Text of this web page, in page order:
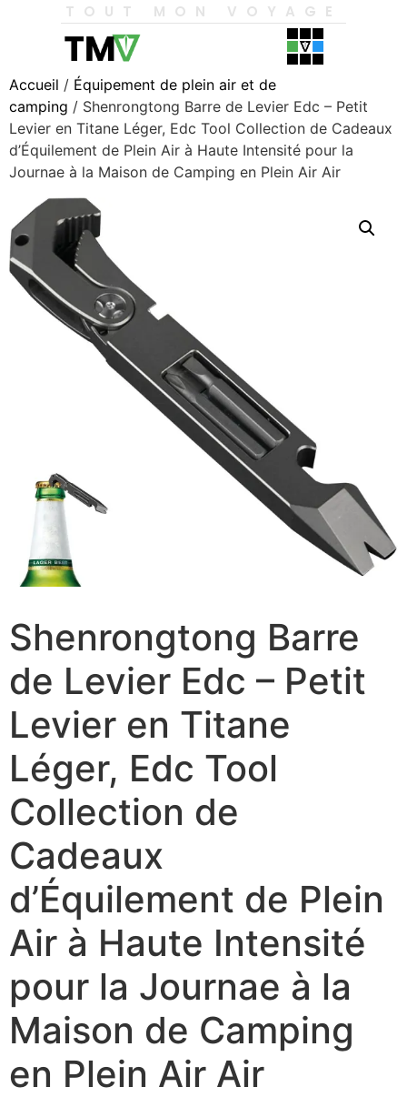
TOUT MON VOYAGE
Accueil / Équipement de plein air et de
camping / Shenrongtong Barre de Levier Edc – Petit
Levier en Titane Léger, Edc Tool Collection de Cadeaux
d’Équilement de Plein Air à Haute Intensité pour la
Journae à la Maison de Camping en Plein Air Air
Shenrongtong Barre
de Levier Edc – Petit
Levier en Titane
Léger, Edc Tool
Collection de
Cadeaux
d’Équilement de Plein
Air à Haute Intensité
pour la Journae à la
Maison de Camping
en Plein Air Air